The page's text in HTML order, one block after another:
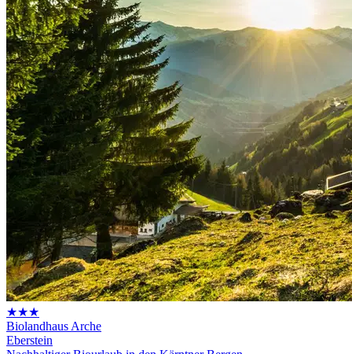
★★★
Biolandhaus Arche
Eberstein